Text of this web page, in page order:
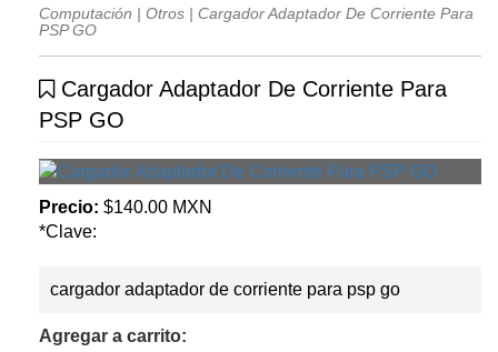
Computación | Otros | Cargador Adaptador De Corriente Para
PSP GO
Cargador Adaptador De Corriente Para
PSP GO
Precio: $140.00 MXN
*Clave:
cargador adaptador de corriente para psp go
Agregar a carrito: